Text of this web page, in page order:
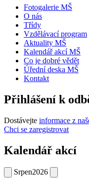
Fotogalerie MŠ
O nás
Třídy
Vzdělávací program
Aktuality MŠ
Kalendář akcí MŠ
Co je dobré vědět
Úřední deska MŠ
Kontakt
Přihlášení k
Dostávejte informace z
Chci se zaregistrovat
Kalendář akcí
Srpen2026